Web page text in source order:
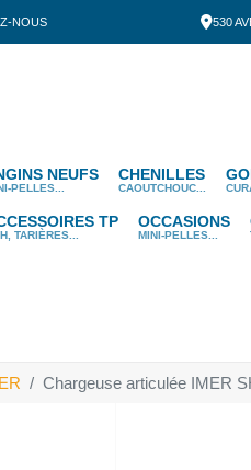
NOUS 530
NEUFS
PELLES...
CHENILLES
CAOUTCHOUC...
TP
TARIÈRES...
OCCASIONS
MINI-PELLES...
Chargeuse articulée IMER